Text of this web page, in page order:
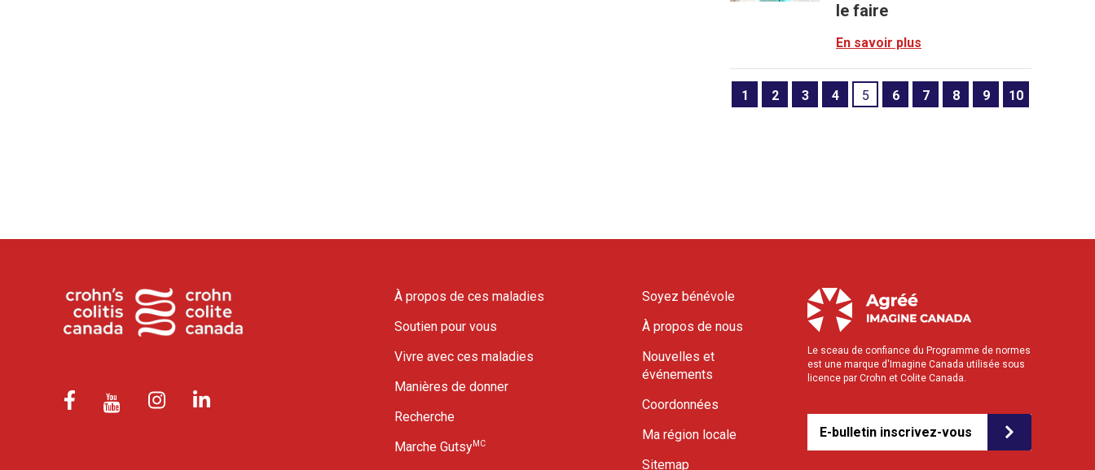
le faire
En savoir plus
1 2 3 4 5 6 7 8 9 10
À propos de ces maladies
Soutien pour vous
Vivre avec ces maladies
Manières de donner
Recherche
Marche GutsyMC
Soyez bénévole
À propos de nous
Nouvelles et
événements
Coordonnées
Ma région locale
Sitemap
Le sceau de confiance du Programme de normes
est une marque d'Imagine Canada utilisée sous
licence par Crohn et Colite Canada.
E-bulletin inscrivez-vous